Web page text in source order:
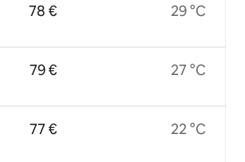
78 €
79 €
77 €
29 °C
27 °C
22 °C